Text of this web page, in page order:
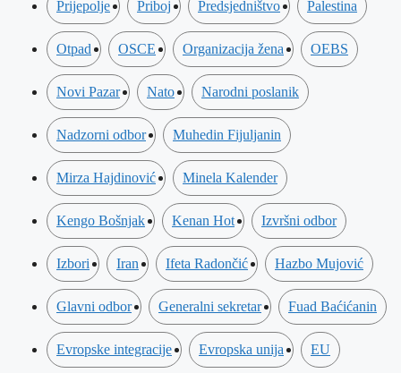
Prijepolje Priboj Predsjedništvo Palestina
Otpad OSCE Organizacija žena OEBS
Novi Pazar Nato Narodni poslanik
Nadzorni odbor Muhedin Fijuljanin
Mirza Hajdinović Minela Kalender
Kengo Bošnjak Kenan Hot Izvršni odbor
Izbori Iran Ifeta Radončić Hazbo Mujović
Glavni odbor Generalni sekretar Fuad Baćićanin
Evropske integracije Evropska unija EU